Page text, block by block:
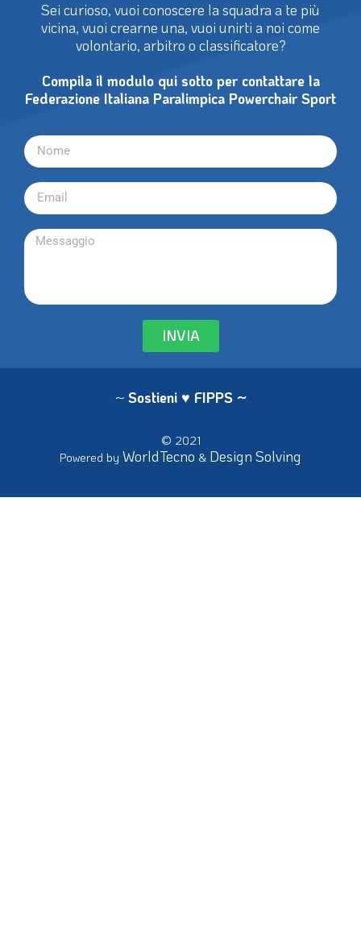
Sei curioso, vuoi conoscere la squadra a te più
vicina, vuoi crearne una, vuoi unirti a noi come
volontario, arbitro o classificatore?
Compila il modulo qui sotto per contattare la
Federazione Italiana Paralimpica Powerchair Sport
INVIA
~ Sostieni ♥ FIPPS ~
© 2021
Powered by WorldTecno & Design Solving